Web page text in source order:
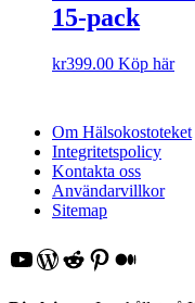
15-pack
kr399.00 Köp här
Om Hälsokostoteket
Integritetspolicy
Kontakta oss
Användarvillkor
Sitemap
YouTube
WordPress
Reddit
Pinterest
Medium